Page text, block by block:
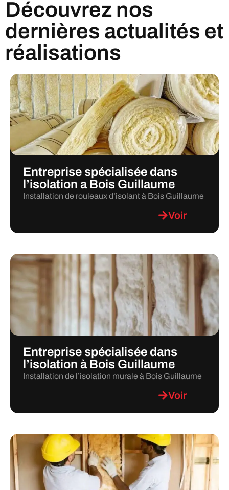
Découvrez nos
dernières actualités et
réalisations
Entreprise spécialisée dans
l’isolation a Bois Guillaume
Installation de rouleaux d’isolant à Bois Guillaume
Voir
Entreprise spécialisée dans
l’isolation à Bois Guillaume
Installation de l’isolation murale à Bois Guillaume
Voir